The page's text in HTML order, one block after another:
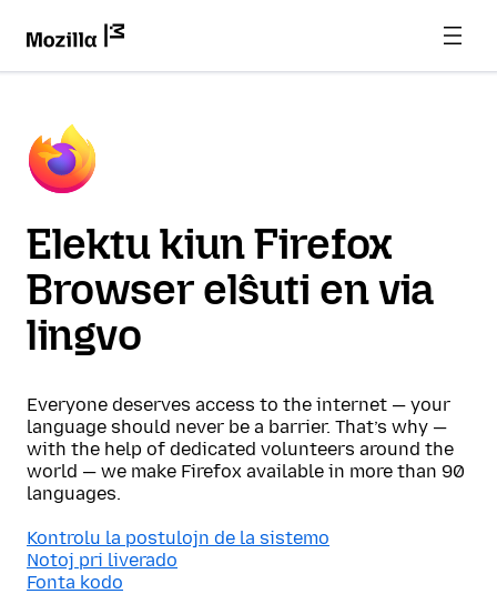
Elektu kiun Firefox
Browser elŝuti en via
lingvo
Everyone deserves access to the internet — your
language should never be a barrier. That’s why —
with the help of dedicated volunteers around the
world — we make Firefox available in more than 90
languages.
Kontrolu la postulojn de la sistemo
Notoj pri liverado
Fonta kodo